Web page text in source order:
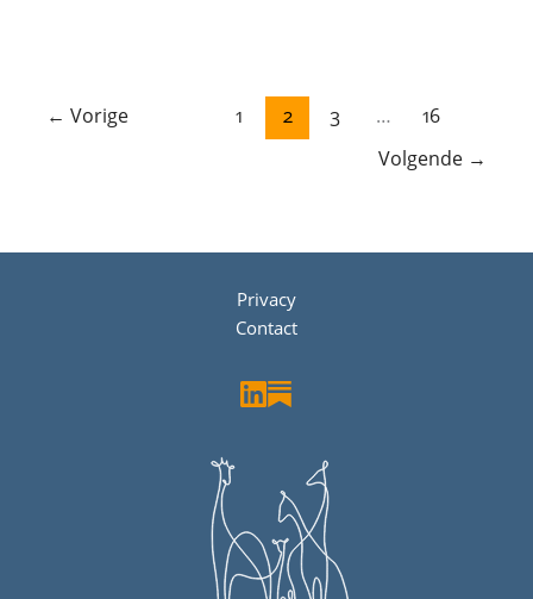
← Vorige 1 2 3 …
16
Volgende →
Privacy
Contact